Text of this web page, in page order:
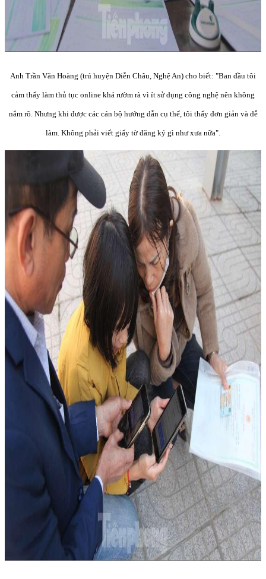
Anh Trần Văn Hoàng (trú huyện Diễn Châu, Nghệ An) cho biết: "Ban đầu tôi
cảm thấy làm thủ tục online khá rườm rà vì ít sử dụng công nghệ nên không
nắm rõ. Nhưng khi được các cán bộ hướng dẫn cụ thể, tôi thấy đơn giản và dễ
làm. Không phải viết giấy tờ đăng ký gì như xưa nữa".